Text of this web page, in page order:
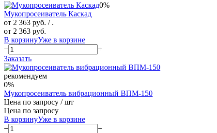
0%
Мукопросеиватель Каскад
от 2 363 руб. / .
от 2 363 руб.
В корзинуУже в корзине
−
+
Заказать
рекомендуем
0%
Мукопросеиватель вибрационный ВПМ-150
Цена по запросу / шт
Цена по запросу
В корзинуУже в корзине
−
+